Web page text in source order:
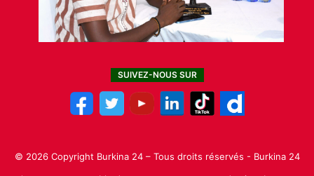
SUIVEZ-NOUS SUR
© 2026 Copyright Burkina 24 – Tous droits réservés - Burkina 24